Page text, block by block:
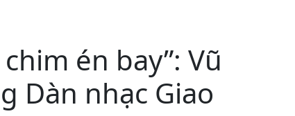
én bay”: Vũ
Dàn nhạc Giao